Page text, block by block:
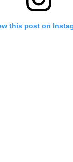
this post on